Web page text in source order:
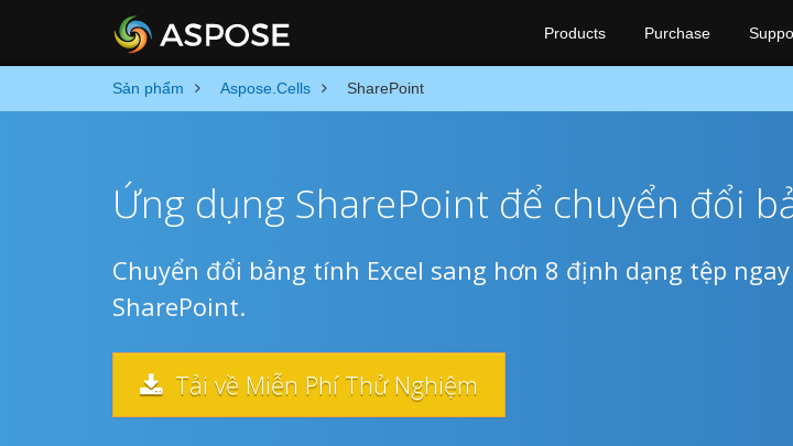
Products Purchase
Sản phẩm Aspose.Cells SharePoint
Ứng dụng SharePoint để chuyển đổi
Chuyển đổi bảng tính Excel sang hơn 8 định dạng tệp
SharePoint.
Tải về Miễn Phí Thử Nghiệm